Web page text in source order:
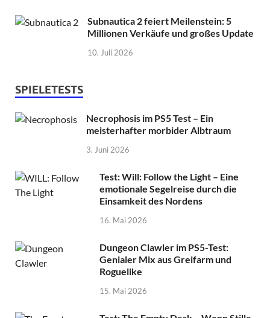
Subnautica 2 feiert Meilenstein: 5
Millionen Verkäufe und großes Update
10. Juli 2026
SPIELETESTS
Necrophosis im PS5 Test – Ein
meisterhafter morbider Albtraum
3. Juni 2026
Test: Will: Follow the Light – Eine
emotionale Segelreise durch die
Einsamkeit des Nordens
16. Mai 2026
Dungeon Clawler im PS5-Test:
Genialer Mix aus Greifarm und
Roguelike
15. Mai 2026